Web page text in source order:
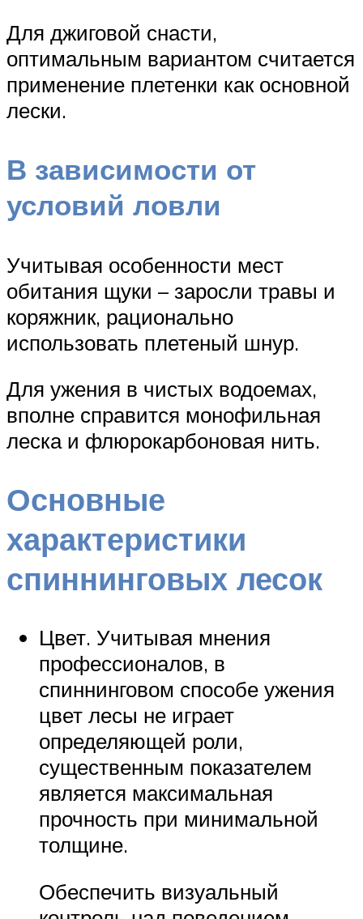
Для джиговой снасти,
оптимальным вариантом считается
применение плетенки как основной
лески.
В зависимости от
условий ловли
Учитывая особенности мест
обитания щуки – заросли травы и
коряжник, рационально
использовать плетеный шнур.
Для ужения в чистых водоемах,
вполне справится монофильная
леска и флюрокарбоновая нить.
Основные
характеристики
спиннинговых лесок
Цвет. Учитывая мнения
профессионалов, в
спиннинговом способе ужения
цвет лесы не играет
определяющей роли,
существенным показателем
является максимальная
прочность при минимальной
толщине.
Обеспечить визуальный